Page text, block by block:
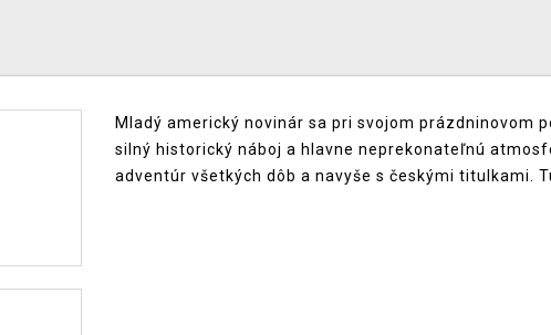
Mladý americký novinár sa pri svojom prázdninovom
silný historický náboj a hlavne neprekonateľnú
adventúr všetkých dôb a navyše s českými titulkami.